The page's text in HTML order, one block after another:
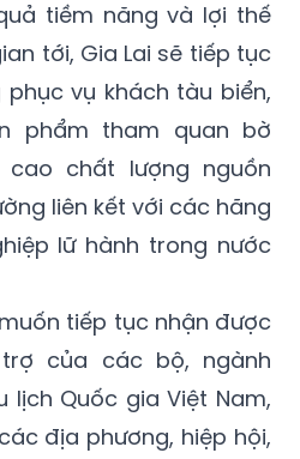
tiềm năng và lợi thế
tới, Gia Lai sẽ tiếp tục
vụ khách tàu biển,
phẩm tham quan bờ
cao chất lượng nguồn
liên kết với các hãng
lữ hành trong nước
tiếp tục nhận được
của các bộ, ngành
lịch Quốc gia Việt Nam,
địa phương, hiệp hội,